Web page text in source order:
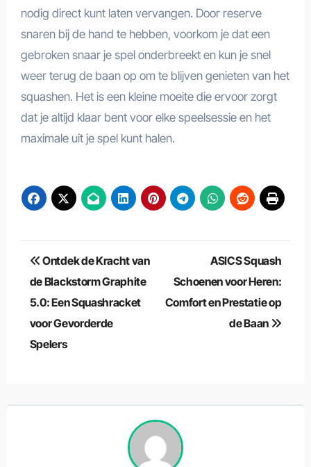
nodig direct kunt laten vervangen. Door reserve
snaren bij de hand te hebben, voorkom je dat een
gebroken snaar je spel onderbreekt en kun je snel
weer terug de baan op om te blijven genieten van het
squashen. Het is een kleine moeite die ervoor zorgt
dat je altijd klaar bent voor elke speelsessie en het
maximale uit je spel kunt halen.
Berichtnavigatie
Ontdek de Kracht van
de Blackstorm Graphite
5.0: Een Squashracket
voor Gevorderde
Spelers
ASICS Squash
Schoenen voor Heren:
Comfort en Prestatie op
de Baan